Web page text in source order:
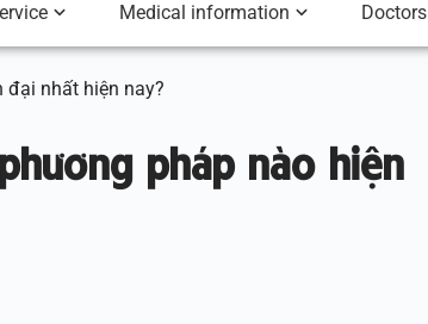
Medical information Doctors
đại nhất hiện nay?
pháp nào hiện